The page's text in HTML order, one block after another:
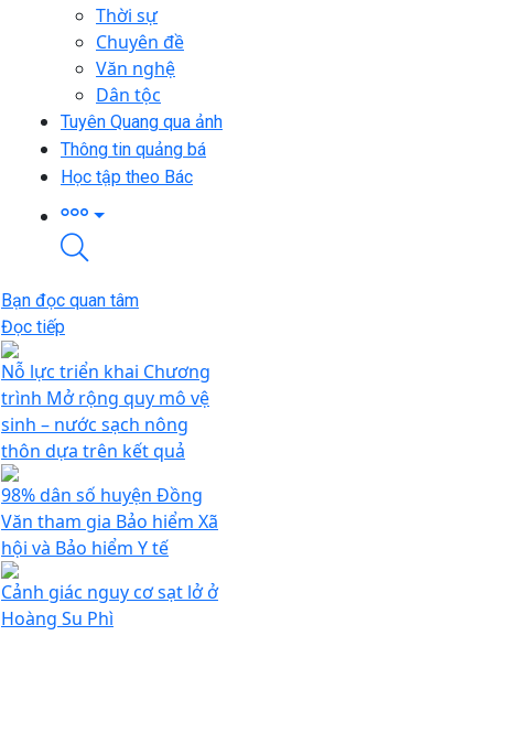
Thời sự
Chuyên đề
Văn nghệ
Dân tộc
Tuyên Quang qua ảnh
Thông tin quảng bá
Học tập theo Bác
Bạn đọc quan tâm
Đọc tiếp
Nỗ lực triển khai Chương
trình Mở rộng quy mô vệ
sinh – nước sạch nông
thôn dựa trên kết quả
98% dân số huyện Đồng
Văn tham gia Bảo hiểm Xã
hội và Bảo hiểm Y tế
Cảnh giác nguy cơ sạt lở ở
Hoàng Su Phì